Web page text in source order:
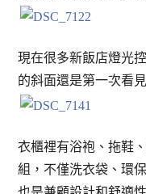
現在很多新飯店燈光
的斜面還是第一次看
衣櫃裡有浴袍、拖鞋
組，不僅洗衣袋、環